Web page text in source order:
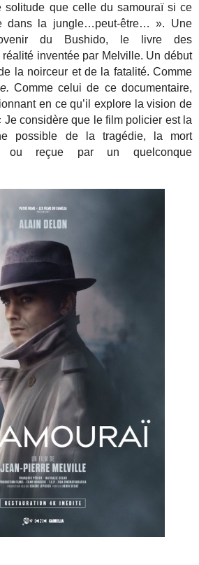
solitude que celle du samouraï si ce
dans la jungle…peut-être… ». Une
du Bushido, le livre des
inventée par Melville. Un début
la noirceur et de la fatalité. Comme
Comme celui de ce documentaire,
en ce qu’il explore la vision de
Je considère que le film policier est la
possible de la tragédie, la mort
ou reçue par un quelconque